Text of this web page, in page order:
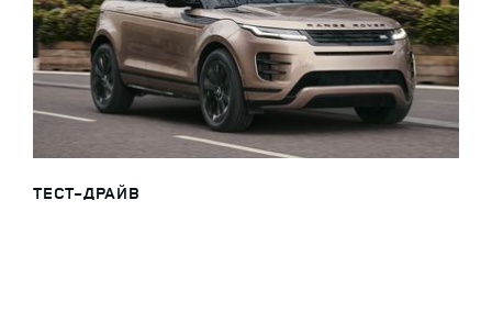
ТЕСТ-ДРАЙВ